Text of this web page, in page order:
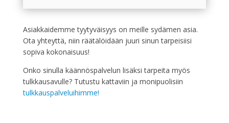
Asiakkaidemme tyytyväisyys on meille sydämen asia.
Ota yhteyttä, niin räätälöidään juuri sinun tarpeisiisi
sopiva kokonaisuus!
Onko sinulla käännöspalvelun lisäksi tarpeita myös
tulkkausavulle? Tutustu kattaviin ja monipuolisiin
tulkkauspalveluihimme!